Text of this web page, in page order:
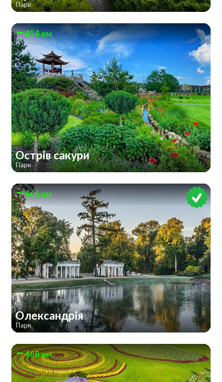
Парк
454 км
Острів сакури
Парк
466 км
Олександрія
Парк
468 км